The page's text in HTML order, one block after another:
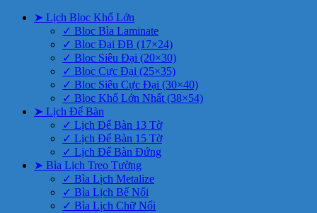
➤ Lịch Bloc Khổ Lớn
✓ Bloc Bìa Laminate
✓ Bloc Đại ĐB (17×24)
✓ Bloc Siêu Đại (20×30)
✓ Bloc Cực Đại (25×35)
✓ Bloc Siêu Cực Đại (30×40)
✓ Bloc Khổ Lớn Nhất (38×54)
➤ Lịch Để Bàn
✓ Lịch Để Bàn 13 Tờ
✓ Lịch Để Bàn 15 Tờ
✓ Lịch Để Bàn Đứng
➤ Bìa Lịch Treo Tường
✓ Bìa Lịch Metalize
✓ Bìa Lịch Bế Nổi
✓ Bìa Lịch Chữ Nổi